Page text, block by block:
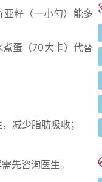
亚籽（一小勺）能多
蛋（70大卡）代替
减少脂肪吸收；
先咨询医生。